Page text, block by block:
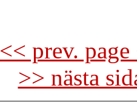
<< prev.
>> nästa